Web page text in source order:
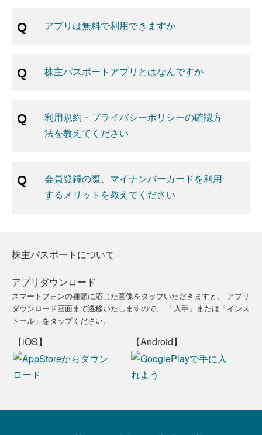
アプリは無料で利用できますか
株主パスポートアプリとはなんですか
利用規約・プライバシーポリシーの確認方
法を教えてください
会員登録の際、マイナンバーカードを利用
するメリットを教えてください
株主パスポートについて
アプリダウンロード
スマートフォンの種類に応じた画像をタップいただきますと、
アプリ
ダウンロード画面まで遷移いたしますので、
「入手」または「インス
トール」をタップください。
【iOS】 【Android】